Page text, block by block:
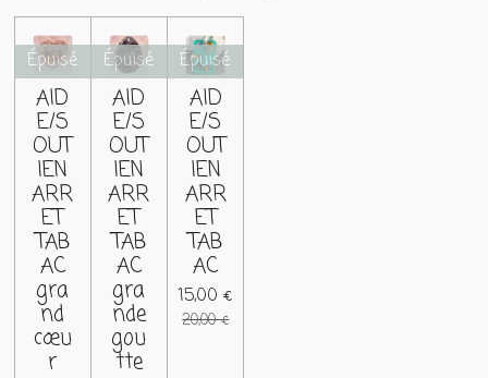
Épuisé
AID
E/S
OUT
IEN
ARR
ET
TAB
AC
gra
nd
cœu
r
Épuisé
AID
E/S
OUT
IEN
ARR
ET
TAB
AC
gra
nde
gou
tte
Épuisé
AID
E/S
OUT
IEN
ARR
ET
TAB
AC
15,00 €
20,00 €